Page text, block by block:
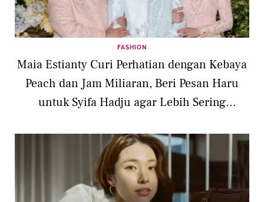
FASHION
Maia Estianty Curi Perhatian dengan Kebaya
Peach dan Jam Miliaran, Beri Pesan Haru
untuk Syifa Hadju agar Lebih Sering